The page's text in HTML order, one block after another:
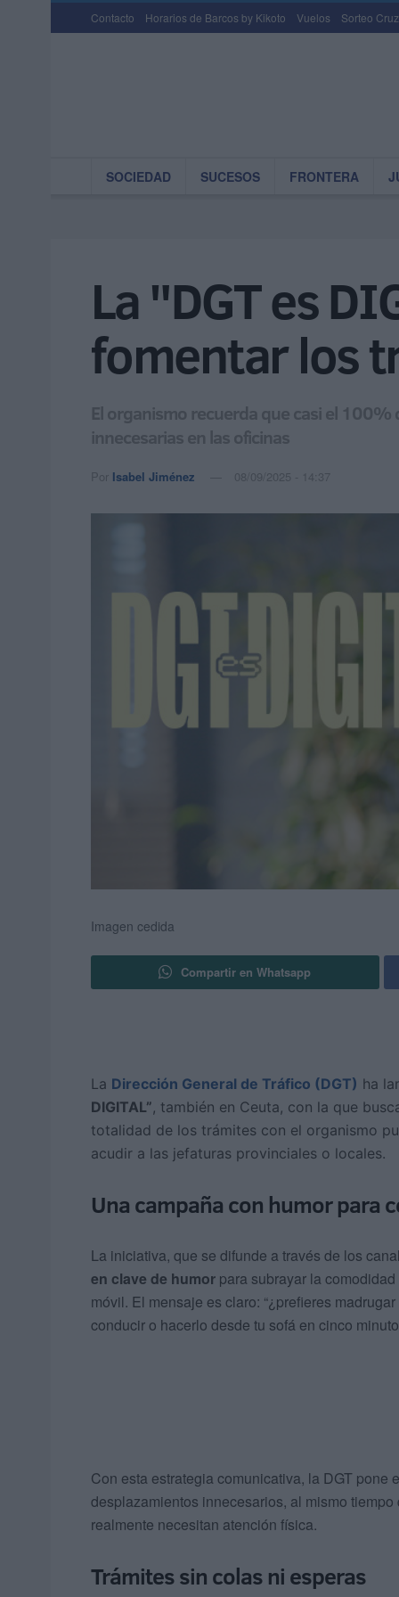
Contacto Horarios de Barcos by Kikoto Vuelos Sorteo
SOCIEDAD SUCESOS FRONTERA
La "DGT es
fomentar los
El organismo recuerda que casi el
innecesarias en las oficinas
Por Isabel Jiménez 08/09/2025 - 14:37
Imagen cedida
Compartir en Whatsapp
La Dirección General de Tráfico (DGT) ha
DIGITAL”, también en Ceuta, con la que
totalidad de los trámites con el organismo
acudir a las jefaturas provinciales o locales.
Una campaña con humor para
La iniciativa, que se difunde a través de los
en clave de humor para subrayar la
móvil. El mensaje es claro: “¿prefieres
conducir o hacerlo desde tu sofá en cinco
Con esta estrategia comunicativa, la DGT
desplazamientos innecesarios, al mismo
realmente necesitan atención física.
Trámites sin colas ni esperas